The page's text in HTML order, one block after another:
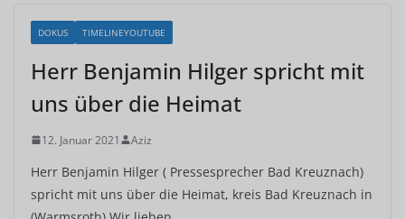
DOKUS TIMELINEYOUTUBE
Herr Benjamin Hilger spricht mit
uns über die Heimat
12. Januar 2021 Aziz
Herr Benjamin Hilger ( Pressesprecher Bad Kreuznach)
spricht mit uns über die Heimat, kreis Bad Kreuznach in